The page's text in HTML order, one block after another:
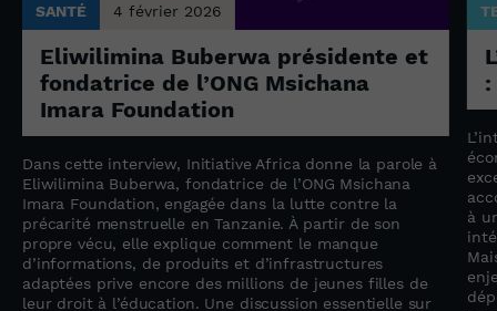
SANTÉ 4 février 2026
Eliwilimina Buberwa présidente et
fondatrice de l’ONG Msichana
Imara Foundation
Dans cette interview, Initiative Africa donne la parole à
Eliwilimina Buberwa, fondatrice de l’ONG Msichana
Imara Foundation, engagée dans la lutte contre la
précarité menstruelle en Tanzanie. À partir de son
propre vécu, elle explique comment le manque
d’informations, de produits et d’infrastructures
adaptées prive encore des millions de jeunes filles de
leur droit à l’éducation. Une discussion essentielle sur
à